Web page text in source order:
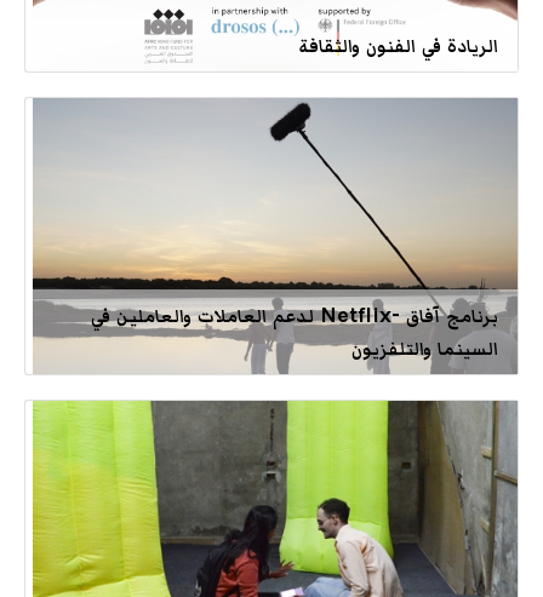
الريادة في الفنون والثقافة
برنامج آفاق -Netflix لدعم العاملات والعاملين في
السينما والتلفزيون